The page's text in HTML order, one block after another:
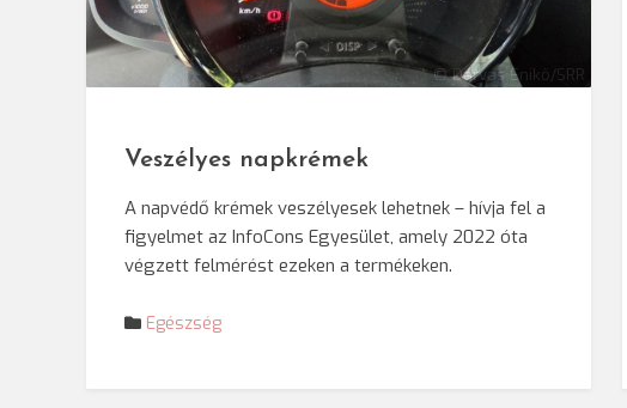
© Darvas Enikő/SRR
Veszélyes napkrémek
A napvédő krémek veszélyesek lehetnek – hívja fel a
figyelmet az InfoCons Egyesület, amely 2022 óta
végzett felmérést ezeken a termékeken.
Egészség